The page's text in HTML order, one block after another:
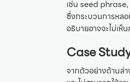
เช่น seed
ซึ่งกระบวนการหล
อธิบายอาจจะไม่เ
Case
จากตัวอย่างด้านล่